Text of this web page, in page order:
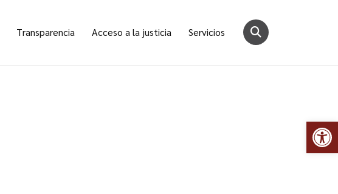
Transparencia Acceso a la justicia Servicios